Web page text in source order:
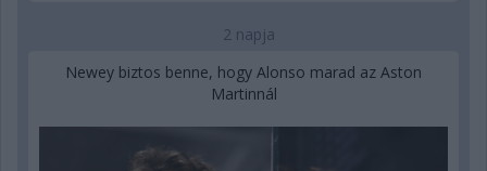
2 napja
Newey biztos benne, hogy Alonso marad az Aston
Martinnál